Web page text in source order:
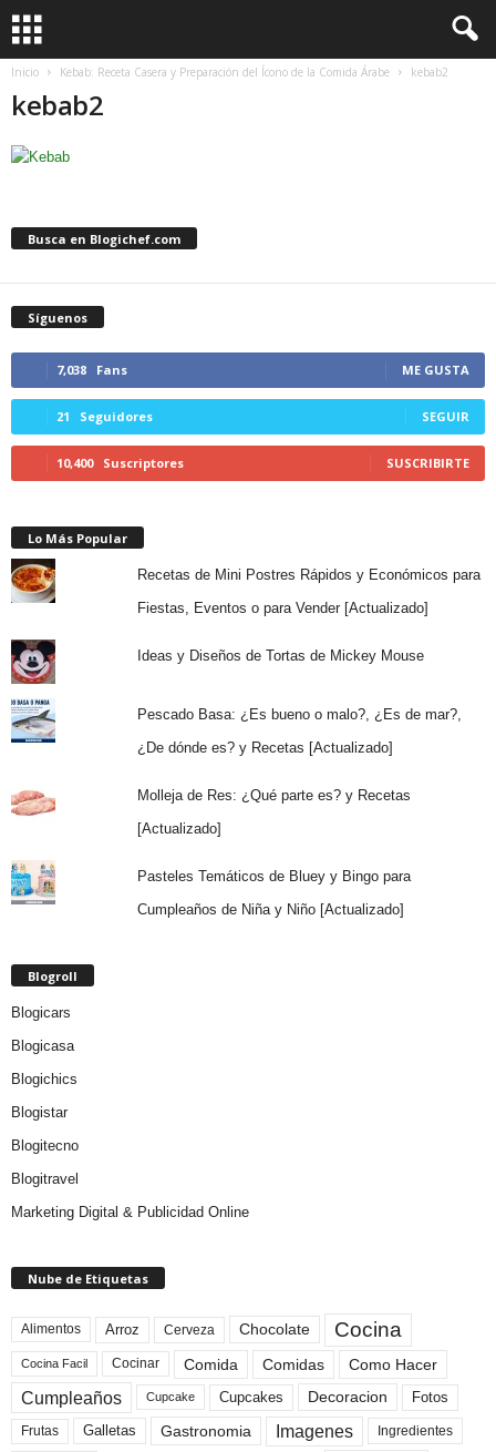
Inicio Kebab: Receta Casera y Preparación del Ícono de la Comida Árabe kebab2
kebab2
Busca en Blogichef.com
Síguenos
7,038 Fans ME GUSTA
21 Seguidores SEGUIR
10,400 Suscriptores SUSCRIBIRTE
Lo Más Popular
Recetas de Mini Postres Rápidos y Económicos para
Fiestas, Eventos o para Vender [Actualizado]
Ideas y Diseños de Tortas de Mickey Mouse
Pescado Basa: ¿Es bueno o malo?, ¿Es de mar?,
¿De dónde es? y Recetas [Actualizado]
Molleja de Res: ¿Qué parte es? y Recetas
[Actualizado]
Pasteles Temáticos de Bluey y Bingo para
Cumpleaños de Niña y Niño [Actualizado]
Blogroll
Blogicars
Blogicasa
Blogichics
Blogistar
Blogitecno
Blogitravel
Marketing Digital & Publicidad Online
Nube de Etiquetas
Alimentos Arroz Cerveza Chocolate Cocina
Cocina Facil Cocinar Comida Comidas Como Hacer
Cumpleaños Cupcake Cupcakes Decoracion Fotos
Frutas Galletas Gastronomia Imagenes Ingredientes